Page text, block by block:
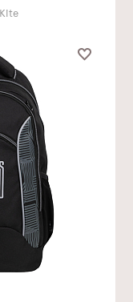
Kite